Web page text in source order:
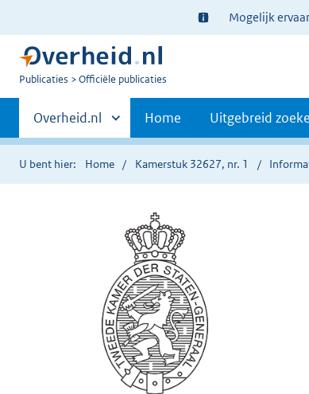
Ter
informatie:
Mogelijk
U
Publicaties Officiële publicaties
Primaire
navigatie
Andere
sites
binnen
Overheid.nl Home Uitgebreid
U bent hier: Home Kamerstuk 32627, nr. 1